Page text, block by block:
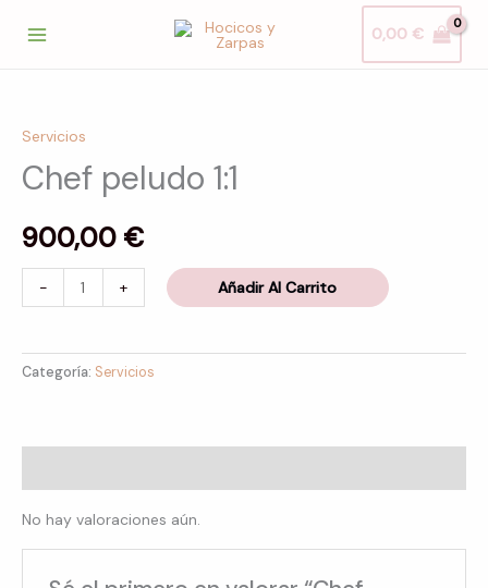
0,00 €
Servicios
Chef peludo 1:1
900,00 €
-
1:1
cantidad
+ Añadir Al Carrito
Categoría: Servicios
No hay valoraciones aún.